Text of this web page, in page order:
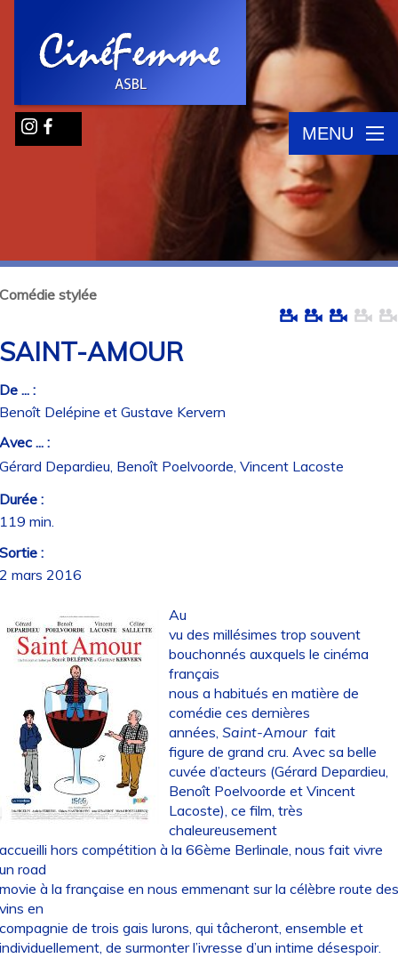
MENU
stylée
AMOUR
... :
Delépine et Gustave Kervern
... :
Depardieu, Benoît Poelvoorde, Vincent Lacoste
:
min.
:
mars 2016
Au
vu des millésimes trop souvent
bouchonnés auxquels le cinéma
français
nous a habitués en matière de
comédie ces dernières
années,Saint-Amour fait
figure de grand cru. Avec sa belle
cuvée d’acteurs (Gérard Depardieu,
Benoît Poelvoorde et Vincent
Lacoste), ce film, très
chaleureusement
hors compétition à la 66ème Berlinale, nous fait vivre
road
à la française en nous emmenant sur la célèbre route des
en
de trois gais lurons, qui tâcheront, ensemble et
de surmonter l’ivresse d’un intime désespoir.